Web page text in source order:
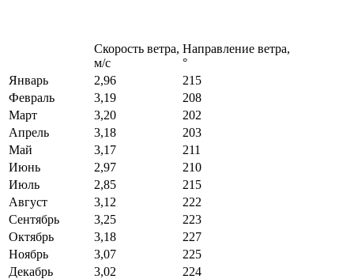
Скорость ветра,
м/с
Направление ветра,
°
Январь
2,96
215
Февраль
3,19
208
Март
3,20
202
Апрель
3,18
203
Май
3,17
211
Июнь
2,97
210
Июль
2,85
215
Август
3,12
222
Сентябрь
3,25
223
Октябрь
3,18
227
Ноябрь
3,07
225
Декабрь
3,02
224